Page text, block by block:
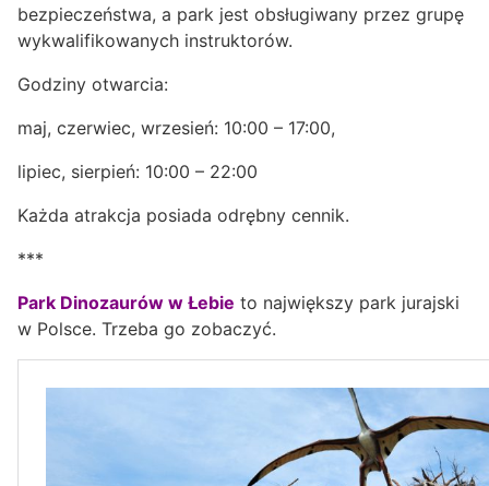
bezpieczeństwa, a park jest obsługiwany przez grupę
wykwalifikowanych instruktorów.
Godziny otwarcia:
maj, czerwiec, wrzesień: 10:00 – 17:00,
lipiec, sierpień: 10:00 – 22:00
Każda atrakcja posiada odrębny cennik.
***
Park Dinozaurów w Łebie to największy park jurajski
w Polsce. Trzeba go zobaczyć.